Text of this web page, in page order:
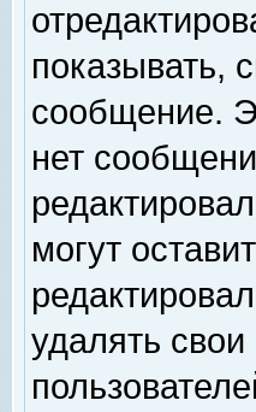
показывать,
сообщение.
нет
могут
удалять